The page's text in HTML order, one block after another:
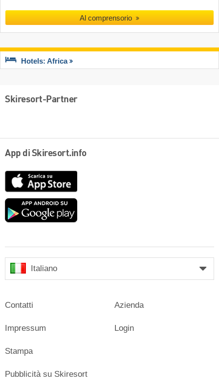
Al comprensorio
Hotels: Africa
Skiresort-Partner
App di Skiresort.info
Google
Italiano
Contatti
Impressum
Stampa
Azienda
Login
Pubblicità su Skiresort